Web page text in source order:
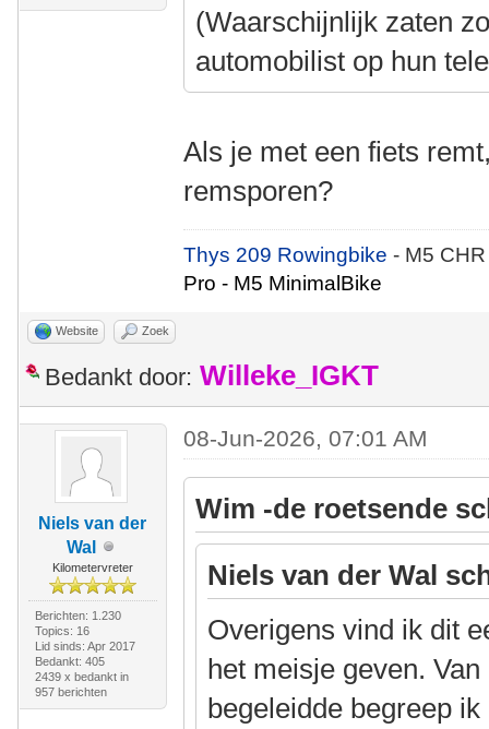
(Waarschijnlijk zaten
automobilist op hun
Als je met een fiets
remsporen?
Thys 209 Rowingbike- M5
Pro - M5 MinimalBike
Website Zoek
Bedankt door: Willeke_IGKT
Niels van der
Wal
Kilometervreter
Berichten: 1.230
Topics: 16
Lid sinds: Apr 2017
Bedankt: 405
2439 x bedankt in
957 berichten
08-Jun-2026, 07:01 AM
Wim -de roetsende
Niels van der Wal
Overigens vind ik dit
het meisje geven.
begeleidde begreep